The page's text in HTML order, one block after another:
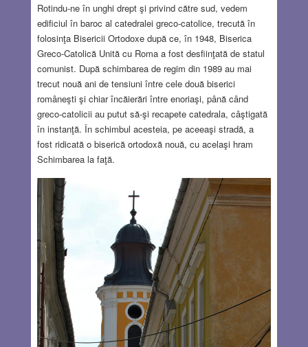
Rotindu-ne în unghi drept şi privind către sud, vedem
edificiul în baroc al catedralei greco-catolice, trecută în
folosinţa Bisericii Ortodoxe după ce, în 1948, Biserica
Greco-Catolică Unită cu Roma a fost desfiinţată de statul
comunist. După schimbarea de regim din 1989 au mai
trecut nouă ani de tensiuni între cele două biserici
româneşti şi chiar încăierări între enoriaşi, până când
greco-catolicii au putut să-şi recapete catedrala, câştigată
în instanţă. În schimbul acesteia, pe aceeaşi stradă, a
fost ridicată o biserică ortodoxă nouă, cu acelaşi hram
Schimbarea la faţă.